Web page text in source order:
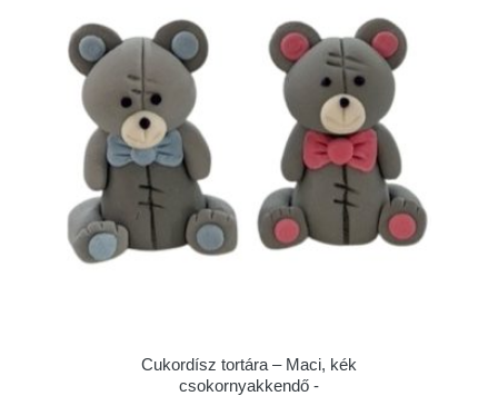
Cukordísz tortára – Maci, kék
csokornyakkendő -